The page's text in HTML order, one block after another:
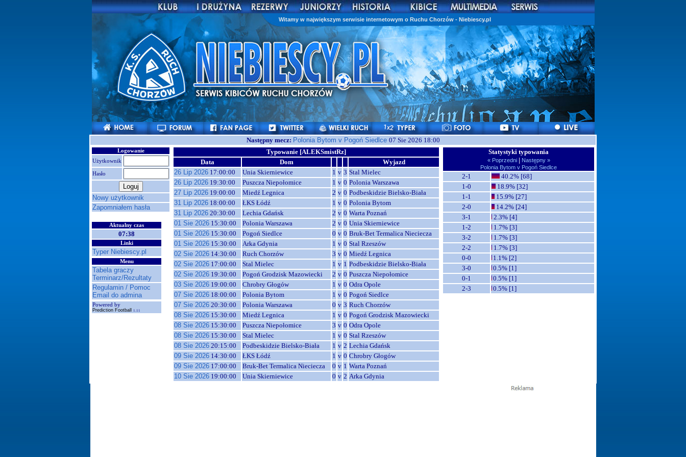
Witamy w największym serwisie internetowym o Ruchu Chorzów - Niebiescy.pl
Następny mecz: Polonia Bytom v Pogoń Siedlce 07 Sie 2026 18:00
Logowanie
Użytkownik
Hasło
Nowy użytkownik
Zapomniałem hasła
Aktualny czas
07:38
Linki
Typer Niebiescy.pl
Menu
Tabela graczy
Terminarz/Rezultaty
Regulamin / Pomoc
Email do admina
Powered by
Prediction Football 1.11
Typowanie [ALEKSmistRz]
Data
Dom
Wyjazd
26 Lip 2026 17:00:00 Unia Skierniewice 1 v 3 Stal Mielec
26 Lip 2026 19:30:00 Puszcza Niepołomice 1 v 0 Polonia Warszawa
27 Lip 2026 19:00:00 Miedź Legnica 2 v 0 Podbeskidzie Bielsko-Biała
31 Lip 2026 18:00:00 ŁKS Łódź 1 v 0 Polonia Bytom
31 Lip 2026 20:30:00 Lechia Gdańsk 2 v 0 Warta Poznań
01 Sie 2026 15:30:00 Polonia Warszawa 2 v 0 Unia Skierniewice
01 Sie 2026 15:30:00 Pogoń Siedlce 0 v 0 Bruk-Bet Termalica Nieciecza
01 Sie 2026 15:30:00 Arka Gdynia 1 v 0 Stal Rzeszów
02 Sie 2026 14:30:00 Ruch Chorzów 3 v 0 Miedź Legnica
02 Sie 2026 17:00:00 Stal Mielec 1 v 1 Podbeskidzie Bielsko-Biała
02 Sie 2026 19:30:00 Pogoń Grodzisk Mazowiecki 2 v 0 Puszcza Niepołomice
03 Sie 2026 19:00:00 Chrobry Głogów 1 v 0 Odra Opole
07 Sie 2026 18:00:00 Polonia Bytom 1 v 0 Pogoń Siedlce
07 Sie 2026 20:30:00 Polonia Warszawa 0 v 3 Ruch Chorzów
08 Sie 2026 15:30:00 Miedź Legnica 1 v 0 Pogoń Grodzisk Mazowiecki
08 Sie 2026 15:30:00 Puszcza Niepołomice 3 v 0 Odra Opole
08 Sie 2026 15:30:00 Stal Mielec 1 v 0 Stal Rzeszów
08 Sie 2026 20:15:00 Podbeskidzie Bielsko-Biała 1 v 2 Lechia Gdańsk
09 Sie 2026 14:30:00 ŁKS Łódź 1 v 0 Chrobry Głogów
09 Sie 2026 17:00:00 Bruk-Bet Termalica Nieciecza 0 v 1 Warta Poznań
10 Sie 2026 19:00:00 Unia Skierniewice 0 v 2 Arka Gdynia
Statystyki typowania
« Poprzedni | Następny »
Polonia Bytom v Pogoń Siedlce
2-1
40.2% [68]
1-0
18.9% [32]
1-1
15.9% [27]
2-0
14.2% [24]
3-1
2.3% [4]
1-2
1.7% [3]
3-2
1.7% [3]
2-2
1.7% [3]
0-0
1.1% [2]
3-0
0.5% [1]
0-1
0.5% [1]
2-3
0.5% [1]